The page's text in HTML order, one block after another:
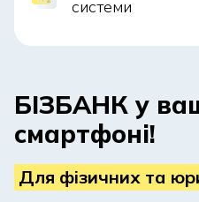
системи
БІЗБАНК у
смартфоні!
Для фізичних та